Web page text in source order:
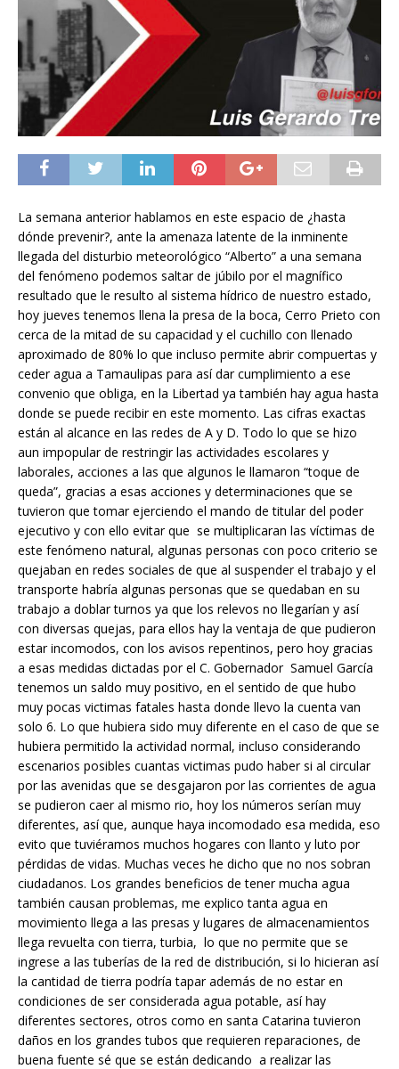
La semana anterior hablamos en este espacio de ¿hasta
dónde prevenir?, ante la amenaza latente de la inminente
llegada del disturbio meteorológico “Alberto” a una semana
del fenómeno podemos saltar de júbilo por el magnífico
resultado que le resulto al sistema hídrico de nuestro estado,
hoy jueves tenemos llena la presa de la boca, Cerro Prieto con
cerca de la mitad de su capacidad y el cuchillo con llenado
aproximado de 80% lo que incluso permite abrir compuertas y
ceder agua a Tamaulipas para así dar cumplimiento a ese
convenio que obliga, en la Libertad ya también hay agua hasta
donde se puede recibir en este momento. Las cifras exactas
están al alcance en las redes de A y D. Todo lo que se hizo
aun impopular de restringir las actividades escolares y
laborales, acciones a las que algunos le llamaron “toque de
queda”, gracias a esas acciones y determinaciones que se
tuvieron que tomar ejerciendo el mando de titular del poder
ejecutivo y con ello evitar que se multiplicaran las víctimas de
este fenómeno natural, algunas personas con poco criterio se
quejaban en redes sociales de que al suspender el trabajo y el
transporte habría algunas personas que se quedaban en su
trabajo a doblar turnos ya que los relevos no llegarían y así
con diversas quejas, para ellos hay la ventaja de que pudieron
estar incomodos, con los avisos repentinos, pero hoy gracias
a esas medidas dictadas por el C. Gobernador Samuel García
tenemos un saldo muy positivo, en el sentido de que hubo
muy pocas victimas fatales hasta donde llevo la cuenta van
solo 6. Lo que hubiera sido muy diferente en el caso de que se
hubiera permitido la actividad normal, incluso considerando
escenarios posibles cuantas victimas pudo haber si al circular
por las avenidas que se desgajaron por las corrientes de agua
se pudieron caer al mismo rio, hoy los números serían muy
diferentes, así que, aunque haya incomodado esa medida, eso
evito que tuviéramos muchos hogares con llanto y luto por
pérdidas de vidas. Muchas veces he dicho que no nos sobran
ciudadanos. Los grandes beneficios de tener mucha agua
también causan problemas, me explico tanta agua en
movimiento llega a las presas y lugares de almacenamientos
llega revuelta con tierra, turbia, lo que no permite que se
ingrese a las tuberías de la red de distribución, si lo hicieran así
la cantidad de tierra podría tapar además de no estar en
condiciones de ser considerada agua potable, así hay
diferentes sectores, otros como en santa Catarina tuvieron
daños en los grandes tubos que requieren reparaciones, de
buena fuente sé que se están dedicando a realizar las